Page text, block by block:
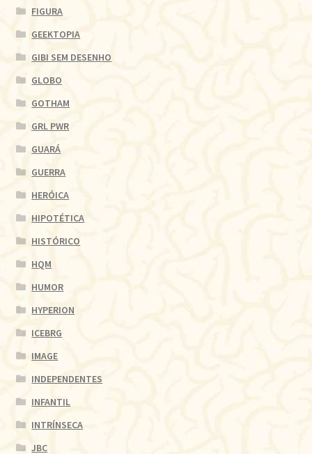
FIGURA
GEEKTOPIA
GIBI SEM DESENHO
GLOBO
GOTHAM
GRL PWR
GUARÁ
GUERRA
HERÓICA
HIPOTÉTICA
HISTÓRICO
HQM
HUMOR
HYPERION
ICEBRG
IMAGE
INDEPENDENTES
INFANTIL
INTRÍNSECA
JBC